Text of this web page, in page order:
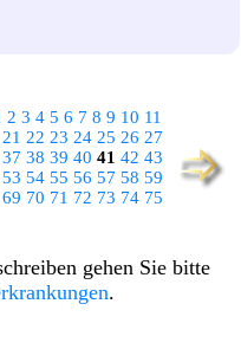
2 3 4 5 6 7 8 9 10 11
21 22 23 24 25 26 27
37 38 39 40 41 42 43
53 54 55 56 57 58 59
69 70 71 72 73 74 75
gehen Sie bitte
.